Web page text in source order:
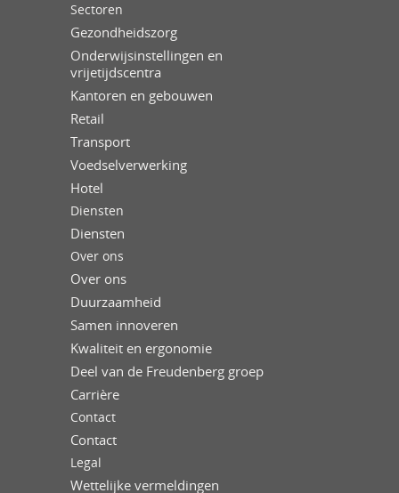
Sectoren
Gezondheidszorg
Onderwijsinstellingen en
vrijetijdscentra
Kantoren en gebouwen
Retail
Transport
Voedselverwerking
Hotel
Diensten
Diensten
Over ons
Over ons
Duurzaamheid
Samen innoveren
Kwaliteit en ergonomie
Deel van de Freudenberg groep
Carrière
Contact
Contact
Legal
Wettelijke vermeldingen